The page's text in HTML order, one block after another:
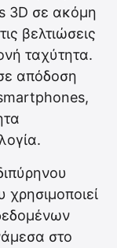
3D σε ακόμη
βελτιώσεις
ταχύτητα.
απόδοση
στο